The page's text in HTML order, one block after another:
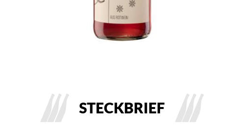
STECKBRIEF